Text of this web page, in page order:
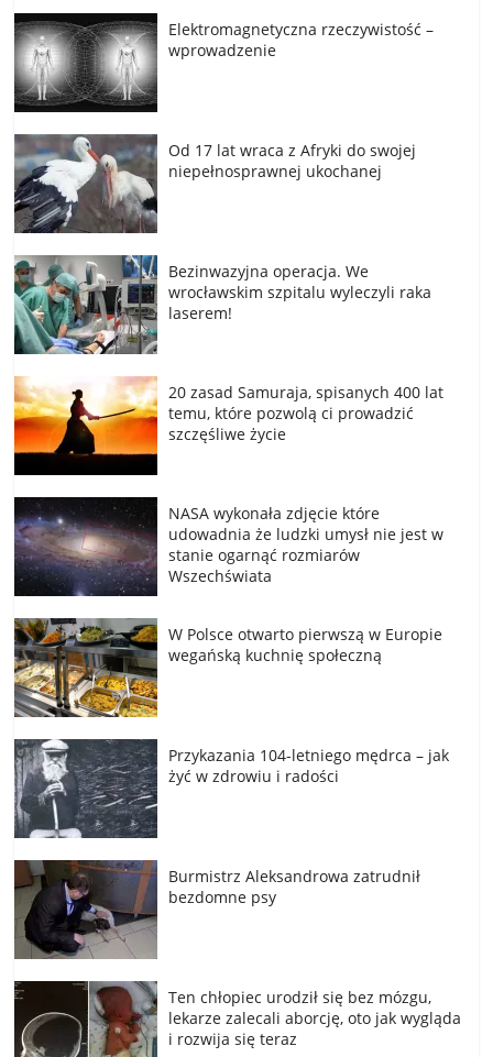
Elektromagnetyczna rzeczywistość –
wprowadzenie
Od 17 lat wraca z Afryki do swojej
niepełnosprawnej ukochanej
Bezinwazyjna operacja. We
wrocławskim szpitalu wyleczyli raka
laserem!
20 zasad Samuraja, spisanych 400 lat
temu, które pozwolą ci prowadzić
szczęśliwe życie
NASA wykonała zdjęcie które
udowadnia że ludzki umysł nie jest w
stanie ogarnąć rozmiarów
Wszechświata
W Polsce otwarto pierwszą w Europie
wegańską kuchnię społeczną
Przykazania 104-letniego mędrca – jak
żyć w zdrowiu i radości
Burmistrz Aleksandrowa zatrudnił
bezdomne psy
Ten chłopiec urodził się bez mózgu,
lekarze zalecali aborcję, oto jak wygląda
i rozwija się teraz